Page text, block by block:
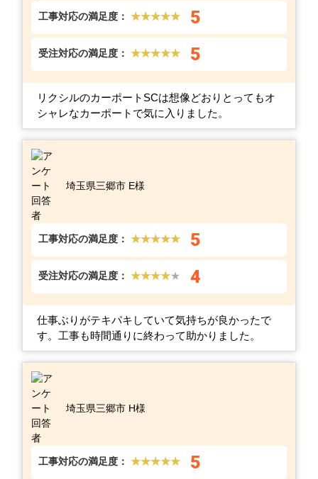
工事対応の満足度： ★★★★★ 5
受注対応の満足度： ★★★★★ 5
リクシルのカーポートSCは想像どおりとってもオ
シャレなカーポートで気に入りました。
埼玉県三郷市 E様
工事対応の満足度： ★★★★★ 5
受注対応の満足度： ★★★★★ 4
仕事ぶりがテキパキしていて気持ちが良かったで
す。工事も時間通りに終わって助かりました。
埼玉県三郷市 H様
工事対応の満足度： ★★★★★ 5